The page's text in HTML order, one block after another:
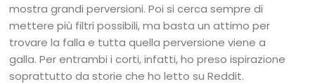
mostra grandi perversioni. Poi si cerca sempre di
mettere più filtri possibili, ma basta un attimo per
trovare la falla e tutta quella perversione viene a
galla. Per entrambi i corti, infatti, ho preso ispirazione
soprattutto da storie che ho letto su Reddit.